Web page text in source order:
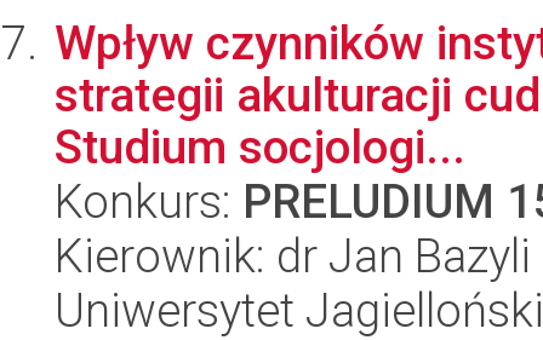
Wpływ czynników
strategii akulturacji
Studium socjologi...
Konkurs: PRELUDIUM
Kierownik: dr Jan Bazyli
Uniwersytet